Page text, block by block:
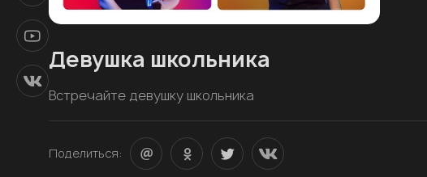
Девушка школьника
Встречайте девушку школьника
Поделиться: